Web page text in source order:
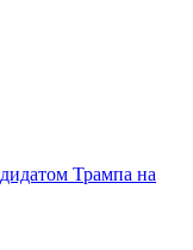
Трампа на